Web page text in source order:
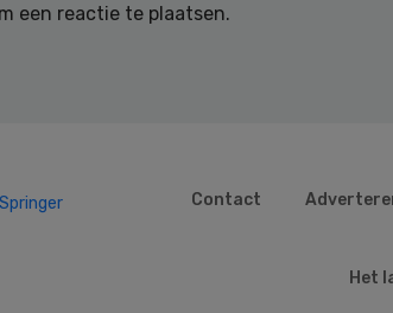
een reactie te plaatsen.
Springer
Contact
Het